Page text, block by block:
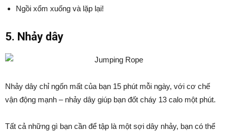
Ngồi xổm xuống và lặp lại!
5. Nhảy dây
Nhảy dây chỉ ngốn mất của bạn 15 phút mỗi ngày, với cơ chế
vận động mạnh – nhảy dây giúp bạn đốt cháy 13 calo một phút.
Tất cả những gì bạn cần để tập là một sợi dây nhảy, bạn có thể